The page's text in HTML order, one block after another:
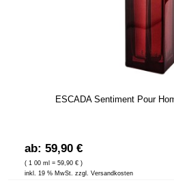
ESCADA Sentiment Pour
ab: 59,90 €
( 1 00 ml = 59,90 € )
inkl. 19 % MwSt. zzgl. Versandkosten